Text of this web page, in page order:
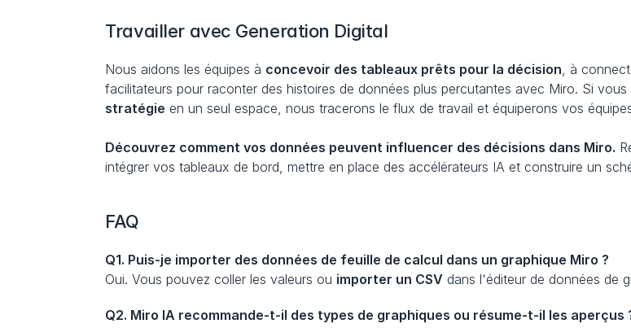
Travailler avec Generation Digital
Nous aidons les équipes à concevoir des tableaux prêts pour la décision, à
facilitateurs pour raconter des histoires de données plus percutantes avec Miro. Si vous
stratégie en un seul espace, nous tracerons le flux de travail et équiperons vos
Découvrez comment vos données peuvent influencer des décisions dans Miro.
intégrer vos tableaux de bord, mettre en place des accélérateurs IA et construire un
FAQ
Q1. Puis-je importer des données de feuille de calcul dans un graphique Miro ?
Oui. Vous pouvez coller les valeurs ou importer un CSV dans l'éditeur de données de
Q2. Miro IA recommande-t-il des types de graphiques ou résume-t-il les aperçus